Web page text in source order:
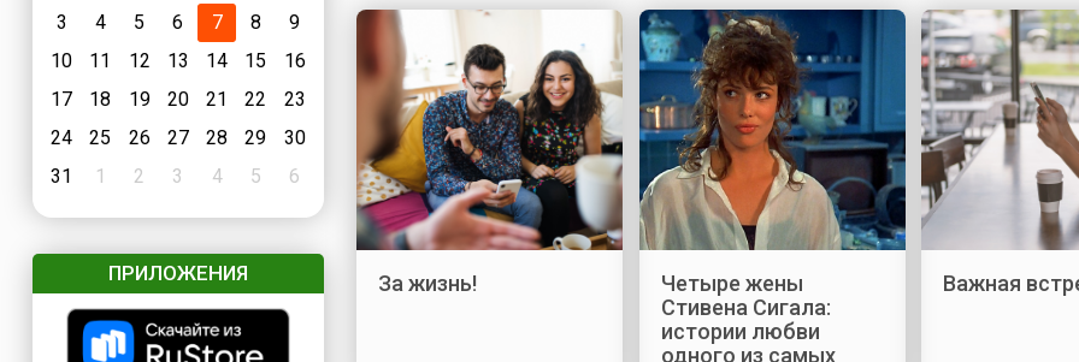
3
4 5 6 7 8
9
10
11 12 13 14 15
16
17
18 19 20 21 22
23
24
25 26 27 28 29
30
31
1 2 3 4 5 6
ПРИЛОЖЕНИЯ За жизнь!
Четыре жены
Стивена Сигала:
истории любви
одного из самых
Важная